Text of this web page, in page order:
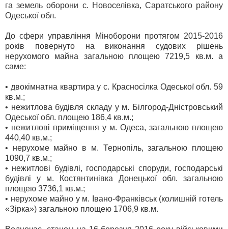
га земель оборони с. Новоселівка, Саратського району
Одеської обл.
До сфери управління Міноборони протягом 2015-2016
років повернуто на виконання судових рішень
нерухомого майна загальною площею 7219,5 кв.м. а
саме:
• двокімнатна квартира у с. Красносілка Одеської обл. 59
кв.м.;
• нежитлова будівля складу у м. Білгород-Дністровський
Одеської обл. площею 186,4 кв.м.;
• нежитлові приміщення у м. Одеса, загальною площею
440,40 кв.м.;
• нерухоме майно в м. Тернопіль, загальною площею
1090,7 кв.м.;
• нежитлові будівлі, господарські споруди, господарські
будівлі у м. Костянтинівка Донецької обл. загальною
площею 3736,1 кв.м.;
• нерухоме майно у м. Івано-Франківськ (колишній готель
«Зірка») загальною площею 1706,9 кв.м.